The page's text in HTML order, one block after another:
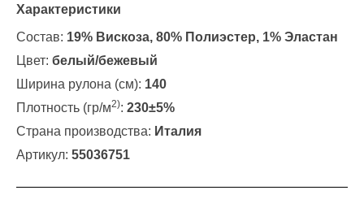
Характеристики
Состав: 19% Вискоза, 80% Полиэстер, 1% Эластан
Цвет: белый/бежевый
Ширина рулона (см): 140
Плотность (гр/м2): 230±5%
Страна производства: Италия
Артикул: 55036751